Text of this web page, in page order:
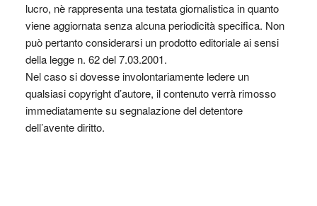
lucro, nè rappresenta una testata giornalistica in quanto
viene aggiornata senza alcuna periodicità specifica. Non
può pertanto considerarsi un prodotto editoriale ai sensi
della legge n. 62 del 7.03.2001.
Nel caso si dovesse involontariamente ledere un
qualsiasi copyright d’autore, il contenuto verrà rimosso
immediatamente su segnalazione del detentore
dell’avente diritto.